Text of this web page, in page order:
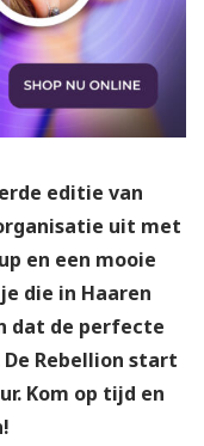
editie van
uit met
en een mooie
die in Haaren
dat de perfecte
Rebellion start
Kom op tijd en